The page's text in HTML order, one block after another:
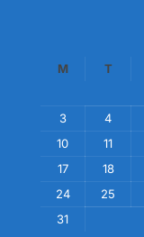
M T
3
4
10
11
17
18
24
25
31